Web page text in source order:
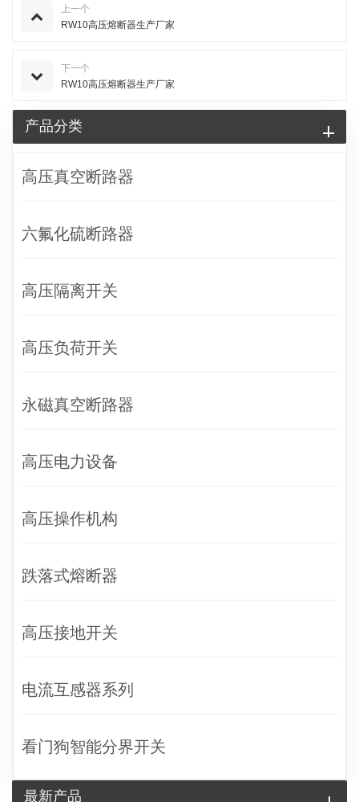
上一个
RW10高压熔断器生产厂家
下一个
RW10高压熔断器生产厂家
产品分类
高压真空断路器
六氟化硫断路器
高压隔离开关
高压负荷开关
永磁真空断路器
高压电力设备
高压操作机构
跌落式熔断器
高压接地开关
电流互感器系列
看门狗智能分界开关
最新产品